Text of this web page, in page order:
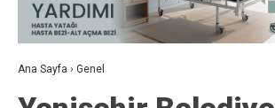
Ana Sayfa › Genel